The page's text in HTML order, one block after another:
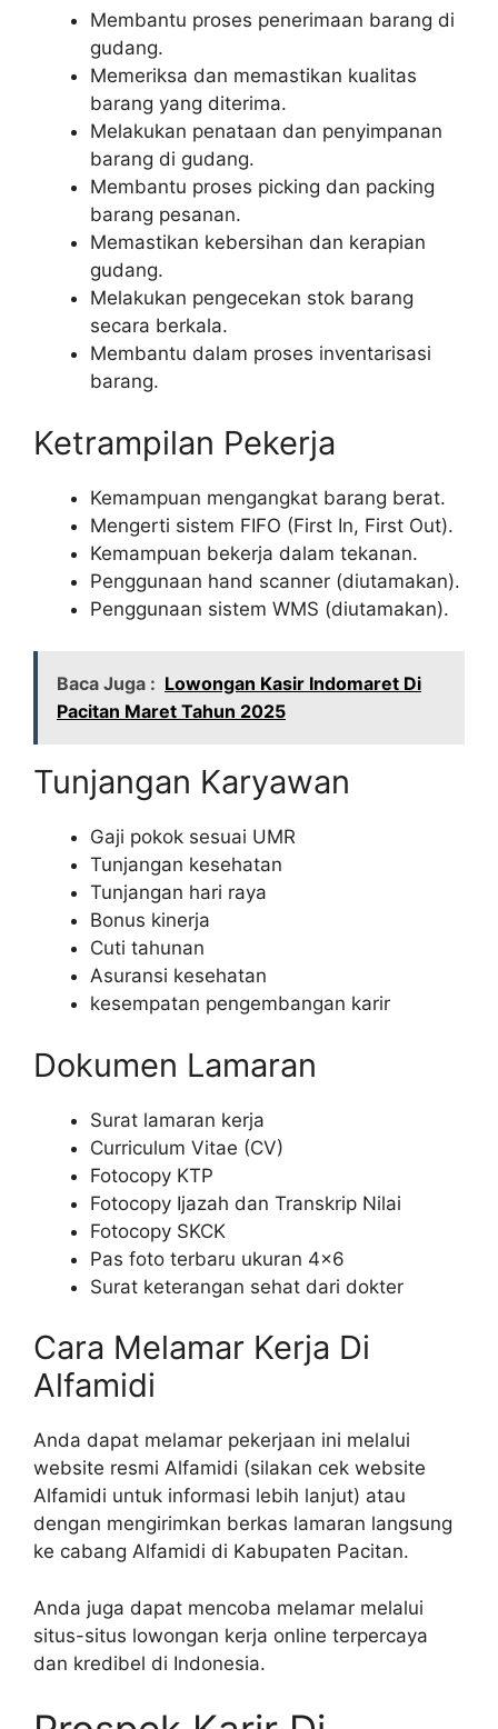
Membantu proses penerimaan barang di
gudang.
Memeriksa dan memastikan kualitas
barang yang diterima.
Melakukan penataan dan penyimpanan
barang di gudang.
Membantu proses picking dan packing
barang pesanan.
Memastikan kebersihan dan kerapian
gudang.
Melakukan pengecekan stok barang
secara berkala.
Membantu dalam proses inventarisasi
barang.
Ketrampilan Pekerja
Kemampuan mengangkat barang berat.
Mengerti sistem FIFO (First In, First Out).
Kemampuan bekerja dalam tekanan.
Penggunaan hand scanner (diutamakan).
Penggunaan sistem WMS (diutamakan).
Baca Juga : Lowongan Kasir Indomaret Di
Pacitan Maret Tahun 2025
Tunjangan Karyawan
Gaji pokok sesuai UMR
Tunjangan kesehatan
Tunjangan hari raya
Bonus kinerja
Cuti tahunan
Asuransi kesehatan
kesempatan pengembangan karir
Dokumen Lamaran
Surat lamaran kerja
Curriculum Vitae (CV)
Fotocopy KTP
Fotocopy Ijazah dan Transkrip Nilai
Fotocopy SKCK
Pas foto terbaru ukuran 4×6
Surat keterangan sehat dari dokter
Cara Melamar Kerja Di
Alfamidi
Anda dapat melamar pekerjaan ini melalui
website resmi Alfamidi (silakan cek website
Alfamidi untuk informasi lebih lanjut) atau
dengan mengirimkan berkas lamaran langsung
ke cabang Alfamidi di Kabupaten Pacitan.
Anda juga dapat mencoba melamar melalui
situs-situs lowongan kerja online terpercaya
dan kredibel di Indonesia.